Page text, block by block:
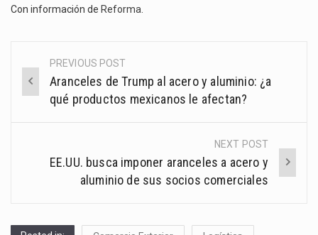
Con información de Reforma.
Post
navigation
PREVIOUS POST
Aranceles de Trump al acero y aluminio: ¿a
qué productos mexicanos le afectan?
NEXT POST
EE.UU. busca imponer aranceles a acero y
aluminio de sus socios comerciales